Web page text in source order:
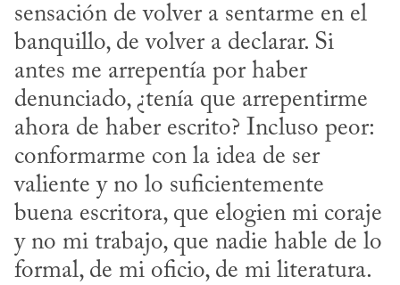
sensación de volver a sentarme en el
banquillo, de volver a declarar. Si
antes me arrepentía por haber
denunciado, ¿tenía que arrepentirme
ahora de haber escrito? Incluso peor:
conformarme con la idea de ser
valiente y no lo suficientemente
buena escritora, que elogien mi coraje
y no mi trabajo, que nadie hable de lo
formal, de mi oficio, de mi literatura.